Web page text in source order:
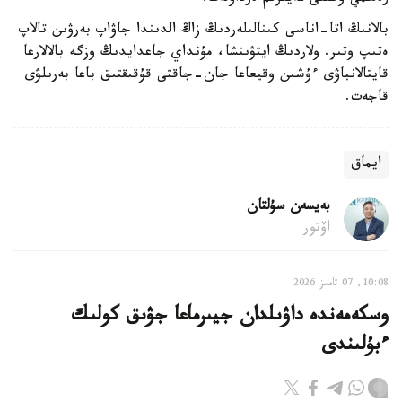
بالانىڭ اتا-اناسى كىنالىلەردىڭ زاڭ الدىندا جاۋاپ بەرۋىن تالاپ
ەتىپ وتىر. ولاردىڭ ايتۋىنشا، مۇنداي جاعدايدىڭ وزگە بالالارعا
قايتالانباۋى ءۇشىن وقيعاعا جان-جاقتى قۇقىقتىق باعا بەرىلۋى
قاجەت.
ايماق
بەيسەن سۇلتان
اۆتور
10:08, 07 تامىز 2026
وسكەمەندە داۋىلدان جيىرماعا جۋىق كولىك
ءبۇلىندى